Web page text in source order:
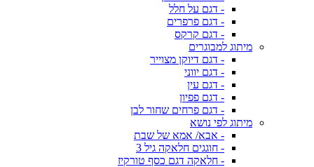
- דגם על חלל
- דגם פרפרים
- דגם קרקס
מיתוג למבוגרים
- דגם דיוקן מצוייר
- דגם יווני
- דגם עין
- דגם פפיון
- דגם פרחים שחור לבן
מיתוג לפי נושא
- אבא/ אמא של שבת
- חוגגים חלאקה גיל 3
- חלאקה דגם כסף טורקיז